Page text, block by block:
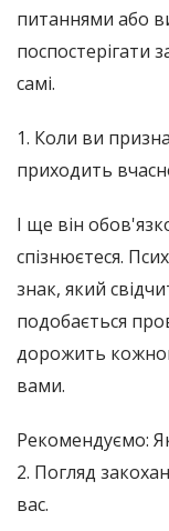
питаннями або
поспостерігати
самі.
1. Коли ви
приходить
І ще він
спізнюєтеся.
знак, який
подобається
дорожить
вами.
Рекомендуємо:
2. Погляд
вас.